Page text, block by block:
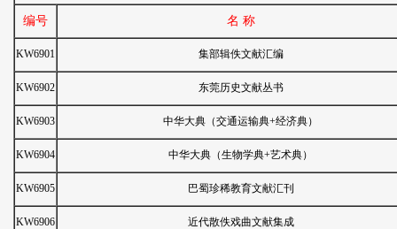
编号 名 称
KW6901 集部辑佚文献汇编
KW6902 东莞历史文献丛书
KW6903 中华大典（交通运输典+经济典）
KW6904 中华大典（生物学典+艺术典）
KW6905 巴蜀珍稀教育文献汇刊
KW6906 近代散佚戏曲文献集成